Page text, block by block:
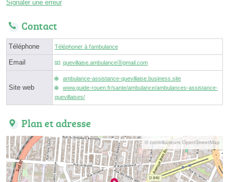
Signaler une erreur
Contact
Téléphone Téléphoner à l'ambulance
Email quevillaise.ambulanceⓐgmail.com
Site web
ambulance-assistance-quevillaise.business.site
www.guide-rouen.fr/sante/ambulance/ambulances-assistance-
quevillaises/
Plan et adresse
© contributeurs OpenStreetMap